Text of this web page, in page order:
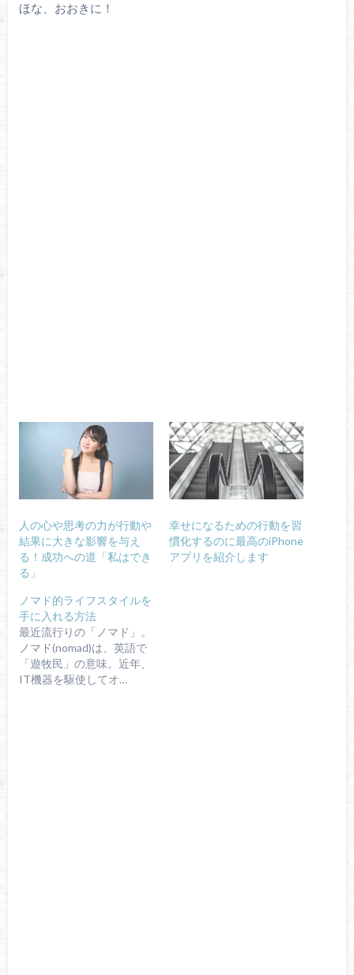
ほな、おおきに！
人の心や思考の力が行動や
結果に大きな影響を与え
る！成功への道「私はでき
る」
幸せになるための行動を習
慣化するのに最高のiPhone
アプリを紹介します
ノマド的ライフスタイルを
手に入れる方法
最近流行りの「ノマド」。
ノマド(nomad)は、英語で
「遊牧民」の意味。近年、
IT機器を駆使してオ…